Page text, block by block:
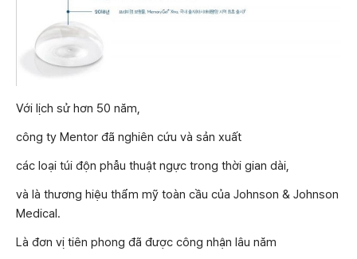
Với lịch sử hơn 50 năm,
công ty Mentor đã nghiên cứu và sản xuất
các loại túi độn phẫu thuật ngực trong thời gian dài,
và là thương hiệu thẩm mỹ toàn cầu của Johnson & Johnson
Medical.
Là đơn vị tiên phong đã được công nhận lâu năm